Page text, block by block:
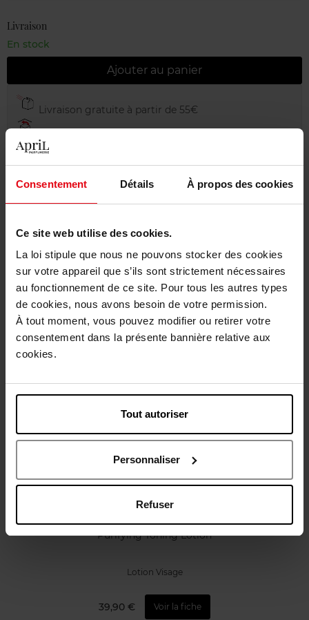
Consentement Détails À propos des cookies
Ce site web utilise des cookies.
La loi stipule que nous ne pouvons stocker des cookies
sur votre appareil que s’ils sont strictement nécessaires
au fonctionnement de ce site. Pour tous les autres types
de cookies, nous avons besoin de votre permission.
À tout moment, vous pouvez modifier ou retirer votre
consentement dans la présente bannière relative aux
cookies.
Tout autoriser
Personnaliser
Refuser
Livraison
En stock
Ajouter au panier
Livraison gratuite à partir de 55€
Emballage cadeau offert
Description
Caractéristiques
Avis client Politique relative aux avis des clients
CLARINS
Purifying Toning Lotion
Lotion Visage
39,90 € Voir la fiche